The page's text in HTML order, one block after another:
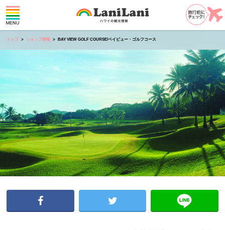
トップ ショップ情報 BAY VIEW GOLF COURSE/ベイビュー・ゴルフコース